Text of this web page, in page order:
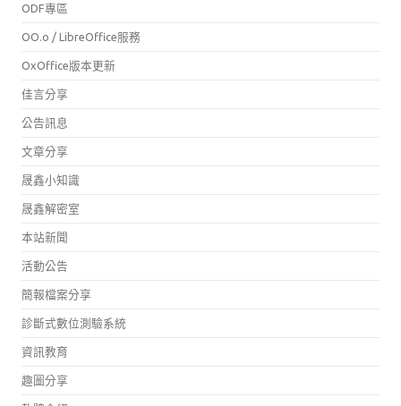
ODF專區
OO.o / LibreOffice服務
OxOffice版本更新
佳言分享
公告訊息
文章分享
晟鑫小知識
晟鑫解密室
本站新聞
活動公告
簡報檔案分享
診斷式數位測驗系統
資訊教育
趣圖分享